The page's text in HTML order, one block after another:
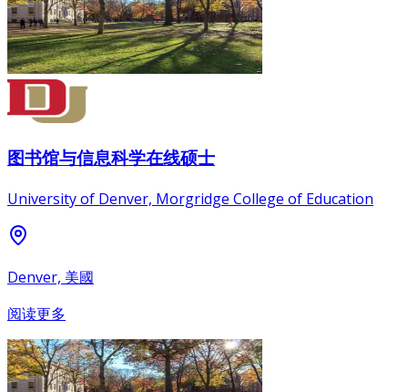
图书馆与信息科学在线硕士
University of Denver, Morgridge College of Education
Denver, 美國
阅读更多